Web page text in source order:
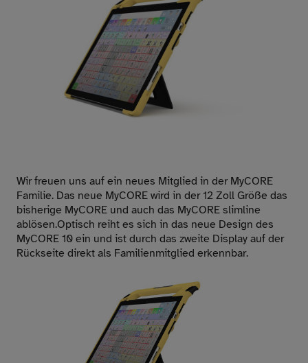
Wir freuen uns auf ein neues Mitglied in der MyCORE
Familie. Das neue MyCORE wird in der 12 Zoll Größe das
bisherige MyCORE und auch das MyCORE slimline
ablösen.Optisch reiht es sich in das neue Design des
MyCORE 10 ein und ist durch das zweite Display auf der
Rückseite direkt als Familienmitglied erkennbar.